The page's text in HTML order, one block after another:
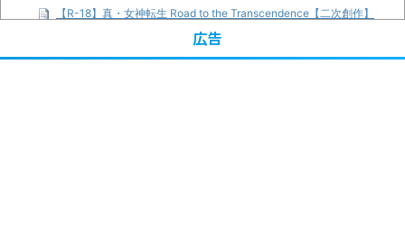
【R-18】真・女神転生 Road to the Transcendence【二次創作】
広告